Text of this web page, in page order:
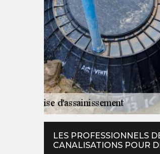
LES PROFESSIONNELS
CANALISATIONS POUR